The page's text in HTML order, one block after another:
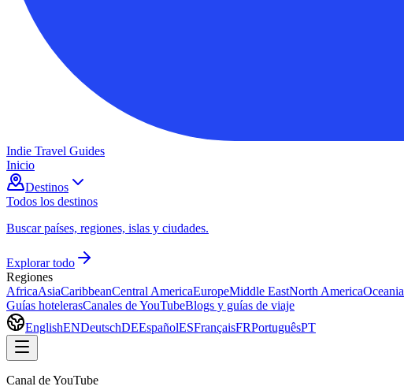
Indie Travel Guides
Inicio
Destinos
Todos los destinos
Buscar países, regiones, islas y ciudades.
Explorar todo
Regiones
AfricaAsiaCaribbeanCentral AmericaEuropeMiddle EastNorth AmericaOceania
Guías hotelerasCanales de YouTubeBlogs y guías de viaje
EnglishENDeutschDEEspañolESFrançaisFRPortuguêsPT
Canal de YouTube